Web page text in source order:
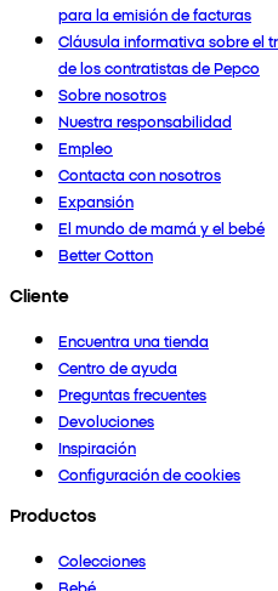
para la emisión de facturas
Cláusula informativa sobre el
de los contratistas de Pepco
Sobre nosotros
Nuestra responsabilidad
Empleo
Contacta con nosotros
Expansión
El mundo de mamá y el bebé
Better Cotton
Cliente
Encuentra una tienda
Centro de ayuda
Preguntas frecuentes
Devoluciones
Inspiración
Configuración de cookies
Productos
Colecciones